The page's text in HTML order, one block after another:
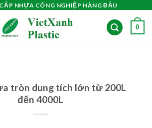
NHỰA CÔNG NGHIỆP HÀNG ĐẦU
0
tròn dung tích lớn từ 200L
đến 4000L